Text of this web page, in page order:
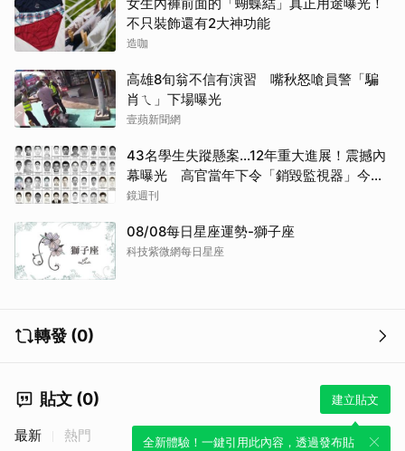
不只裝飾還有2大神功能
造咖
高雄8旬翁不信有演習 嘴秋怒嗆員警「騙
肖ㄟ」下場曝光
壹蘋新聞網
43名學生失蹤懸案...12年重大進展！震撼內
幕曝光 高官當年下令「銷毀監視器」今遭
逮
鏡週刊
08/08每日星座運勢-獅子座
科技紫微網每日星座
轉發 (0)
貼文 (0) 建立貼文
全新體驗！一鍵引用此內容，透過發布貼
最新 熱門
取消